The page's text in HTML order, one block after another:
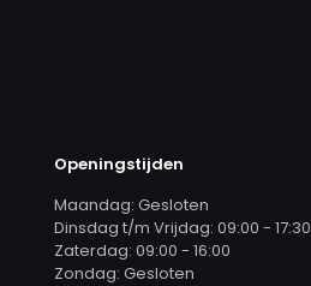
Openingstijden
Maandag: Gesloten
Dinsdag t/m Vrijdag: 09:00 - 17:30
Zaterdag: 09:00 - 16:00
Zondag: Gesloten